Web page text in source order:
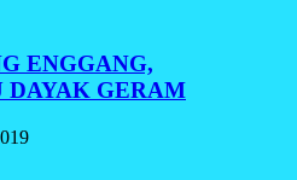
ENGGANG,
DAYAK GERAM